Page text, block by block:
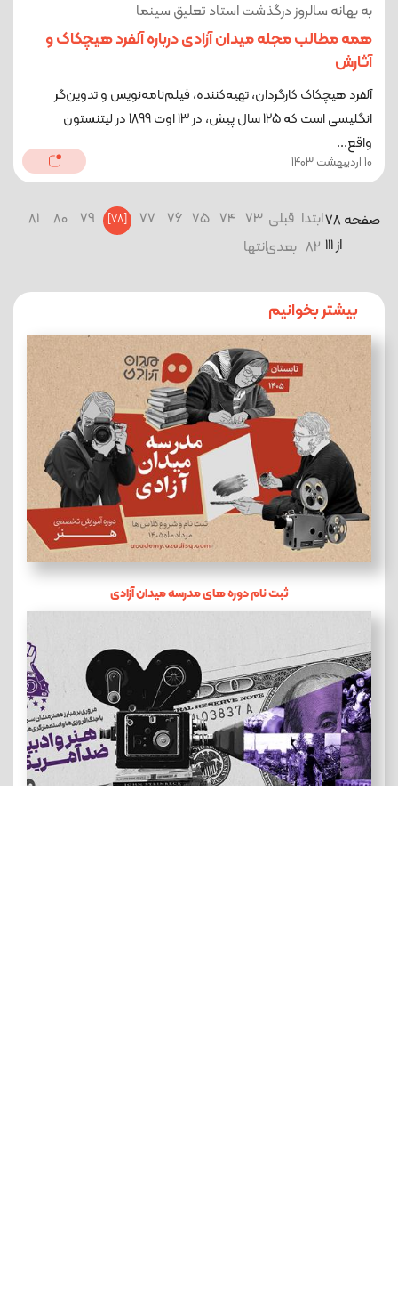
به بهانه سالروز درگذشت استاد تعلیق سینما
همه مطالب مجله میدان آزادی درباره آلفرد هیچکاک و
آثارش
آلفرد هیچکاک کارگردان، تهیه‌کننده، فیلم‌نامه‌نویس و تدوین‌گر
انگلیسی است که 125 سال پیش، در 13 اوت 1899 در لیتنستون
واقع...
10 اردیبهشت 1403
صفحه 78
از 111
ابتدا قبلی 73
74
75
76
77
[78]
79
80
81
82 بعدیانتها
بیشتر بخوانیم
ثبت نام دوره های مدرسه میدان آزادی